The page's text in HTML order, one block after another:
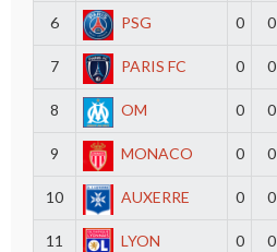
6 PSG 0 0
7 PARIS FC 0 0
8 OM 0 0
9 MONACO 0 0
10 AUXERRE 0 0
11 LYON 0 0